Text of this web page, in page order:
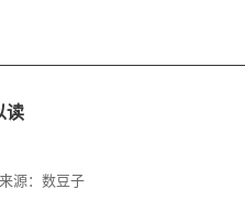
读
来源： 数豆子